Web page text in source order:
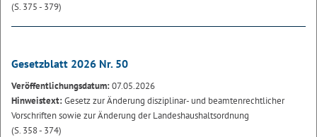
(S. 375 - 379)
Gesetzblatt 2026 Nr. 50
Veröffentlichungsdatum:07.05.2026
Hinweistext:Gesetz zur Änderung disziplinar- und beamtenrechtlicher
Vorschriften sowie zur Änderung der Landeshaushaltsordnung
(S. 358 - 374)